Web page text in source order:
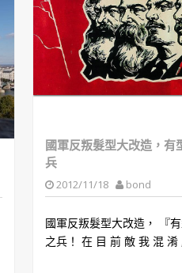
國軍反叛髮型大改造，有
兵
2012/11/18 bond
國軍反叛髮型大改造， 『
之兵！ 在 目 前 敵 我 混